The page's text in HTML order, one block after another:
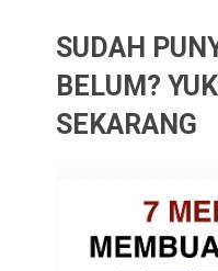
SUDAH
BELUM?
SEKARANG